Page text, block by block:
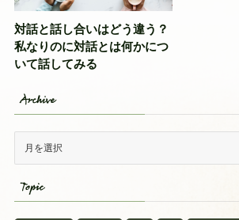
対話と話し合いはどう違う？
私なりのに対話とは何かにつ
いて話してみる
Archive
Topic